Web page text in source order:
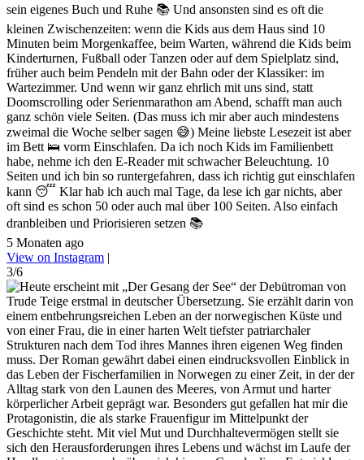
sein eigenes Buch und Ruhe 📚 Und ansonsten sind es oft die
kleinen Zwischenzeiten: wenn die Kids aus dem Haus sind 10
Minuten beim Morgenkaffee, beim Warten, während die Kids beim
Kinderturnen, Fußball oder Tanzen oder auf dem Spielplatz sind,
früher auch beim Pendeln mit der Bahn oder der Klassiker: im
Wartezimmer. Und wenn wir ganz ehrlich mit uns sind, statt
Doomscrolling oder Serienmarathon am Abend, schafft man auch
ganz schön viele Seiten. (Das muss ich mir aber auch mindestens
zweimal die Woche selber sagen 😅) Meine liebste Lesezeit ist aber
im Bett 🛌 vorm Einschlafen. Da ich noch Kids im Familienbett
habe, nehme ich den E-Reader mit schwacher Beleuchtung. 10
Seiten und ich bin so runtergefahren, dass ich richtig gut einschlafen
kann 😴 Klar hab ich auch mal Tage, da lese ich gar nichts, aber
oft sind es schon 50 oder auch mal über 100 Seiten. Also einfach
dranbleiben und Priorisieren setzen 📚
5 Monaten ago
View on Instagram |
3/6